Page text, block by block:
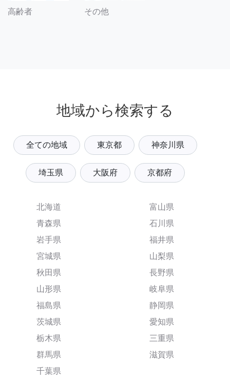
高齢者 その他
地域から検索する
全ての地域 東京都 神奈川県
埼玉県 大阪府 京都府
北海道
青森県
岩手県
宮城県
秋田県
山形県
福島県
茨城県
栃木県
群馬県
千葉県
富山県
石川県
福井県
山梨県
長野県
岐阜県
静岡県
愛知県
三重県
滋賀県